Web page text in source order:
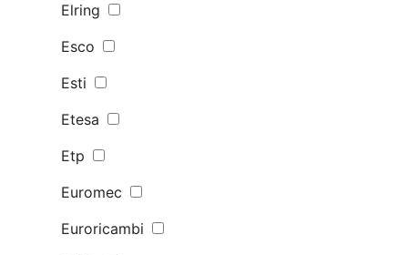
Elring
Esco
Esti
Etesa
Etp
Euromec
Euroricambi